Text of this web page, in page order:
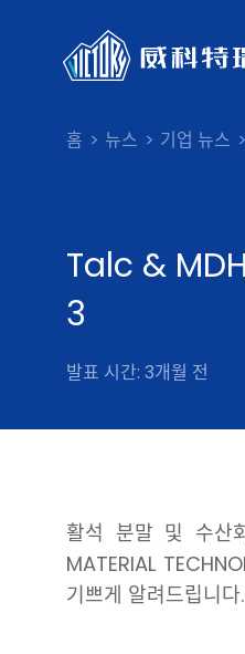
홈 뉴스 기업 뉴스
Talc &
3
발표 시간: 3개월 전
활석 분말 및 수산
MATERIAL
기쁘게 알려드립니